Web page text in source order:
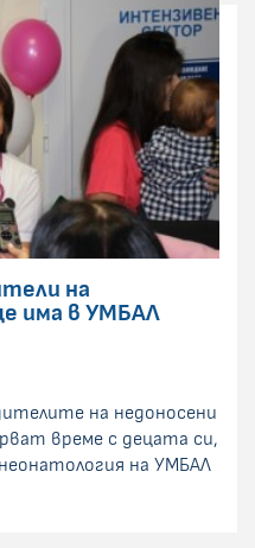
на
има в УМБАЛ
на недоносени
време с децата си,
на УМБАЛ